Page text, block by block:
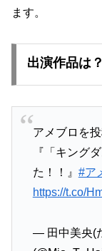
ます。
出演作品は？
アメブロを投
『「キング
た！！』 #ア
https://t.co/
— 田中美央(